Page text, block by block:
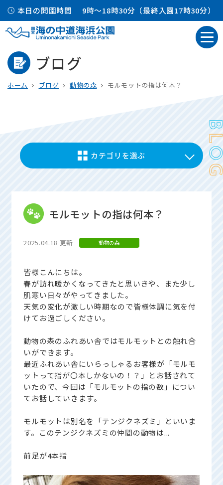
本日の開園時間 9時～18時30分（最終入園17時30分）
ブログ
ホーム ブログ 動物の森 モルモットの指は何本？
カテゴリを選ぶ
モルモットの指は何本？
2025.04.18 更新 動物の森
皆様こんにちは。
春が訪れ暖かくなってきたと思いきや、また少し
肌寒い日々がやってきました。
天気の変化が激しい時期なので皆様体調に気を付
けてお過ごしください。
動物の森のふれあい舎ではモルモットとの触れ合
いができます。
最近ふれあい舎にいらっしゃるお客様が「モルモ
ットって指が〇本しかないの！？」とお話されて
いたので、今回は「モルモットの指の数」につい
てお話していきます。
モルモットは別名を「テンジクネズミ」といいま
す。このテンジクネズミの仲間の動物は...
前足が4本指